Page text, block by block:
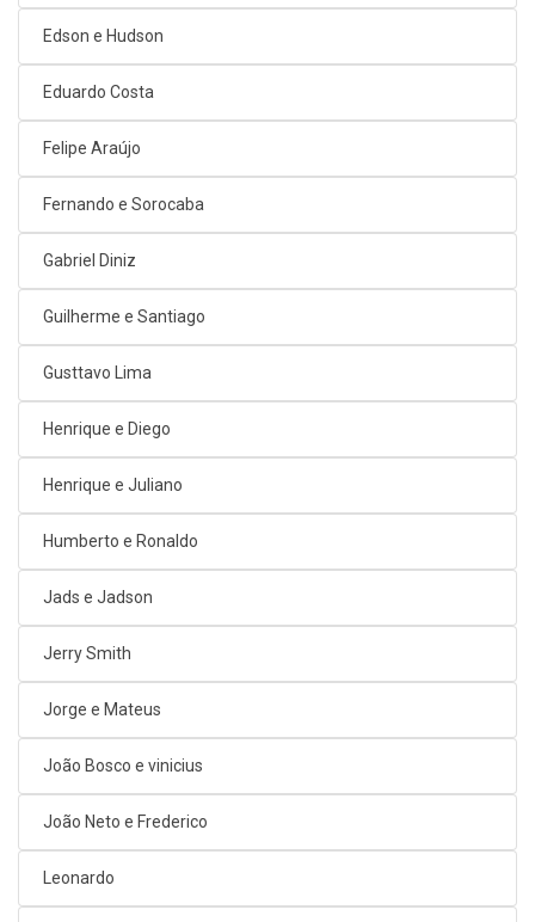
Edson e Hudson
Eduardo Costa
Felipe Araújo
Fernando e Sorocaba
Gabriel Diniz
Guilherme e Santiago
Gusttavo Lima
Henrique e Diego
Henrique e Juliano
Humberto e Ronaldo
Jads e Jadson
Jerry Smith
Jorge e Mateus
João Bosco e vinicius
João Neto e Frederico
Leonardo